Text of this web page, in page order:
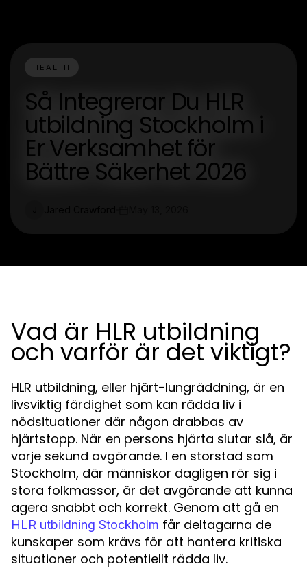
HEALTH
Så Integrerar Du HLR
utbildning Stockholm i
Er Verksamhet för
Bättre Säkerhet 2026
Vad är HLR utbildning
och varför är det viktigt?
HLR utbildning, eller hjärt-lungräddning, är en
livsviktig färdighet som kan rädda liv i
nödsituationer där någon drabbas av
hjärtstopp. När en persons hjärta slutar slå, är
varje sekund avgörande. I en storstad som
Stockholm, där människor dagligen rör sig i
stora folkmassor, är det avgörande att kunna
agera snabbt och korrekt. Genom att gå en
HLR utbildning Stockholm får deltagarna de
kunskaper som krävs för att hantera kritiska
situationer och potentiellt rädda liv.